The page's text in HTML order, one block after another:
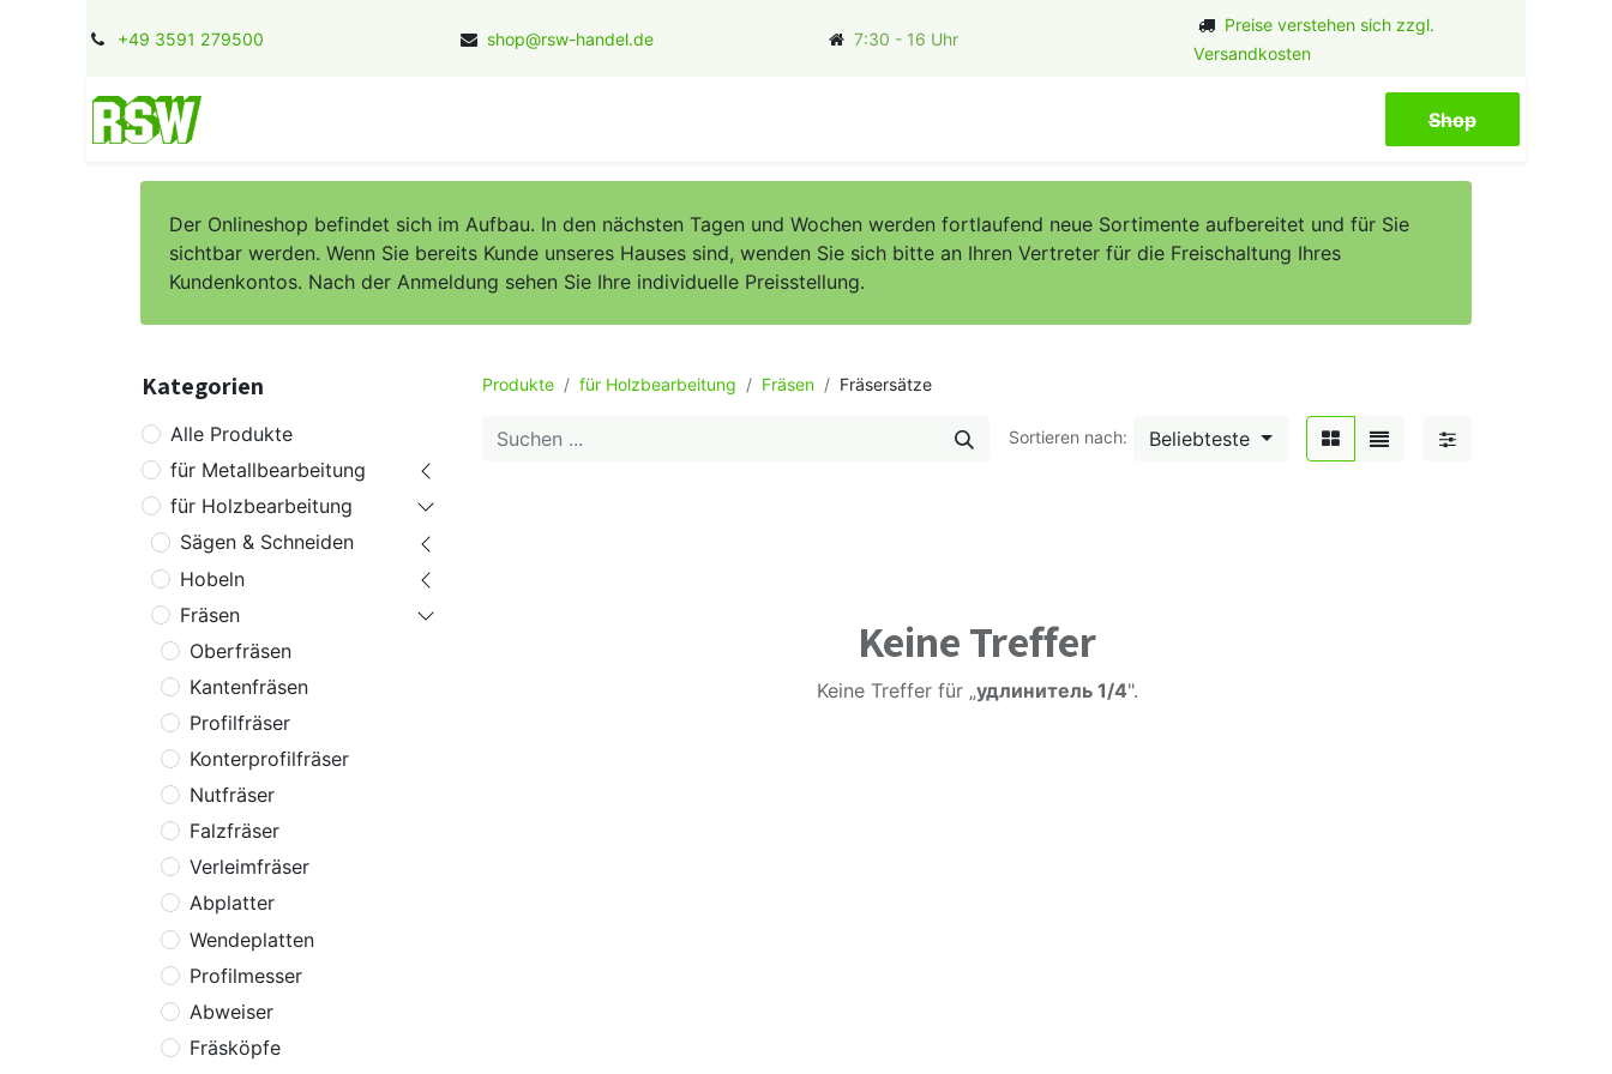
+49 3591 279500 shop@rsw-handel.de 7:30 - 16 Uhr
Preise verstehen sich zzgl.
Versandkosten
Shop​​​​
Der Onlineshop befindet sich im Aufbau. In den nächsten Tagen und Wochen werden fortlaufend neue Sortimente aufbereitet und für Sie
sichtbar werden. Wenn Sie bereits Kunde unseres Hauses sind, wenden Sie sich bitte an Ihren Vertreter für die Freischaltung Ihres
Kundenkontos. Nach der Anmeldung sehen Sie Ihre individuelle Preisstellung.
Kategorien
Alle Produkte
für Metallbearbeitung
für Holzbearbeitung
Sägen & Schneiden
Hobeln
Fräsen
Oberfräsen
Kantenfräsen
Profilfräser
Konterprofilfräser
Nutfräser
Falzfräser
Verleimfräser
Abplatter
Wendeplatten
Profilmesser
Abweiser
Fräsköpfe
Produkte für Holzbearbeitung Fräsen Fräsersätze
Sortieren nach: Beliebteste
Keine Treffer
Keine Treffer für „удлинитель 1/4".